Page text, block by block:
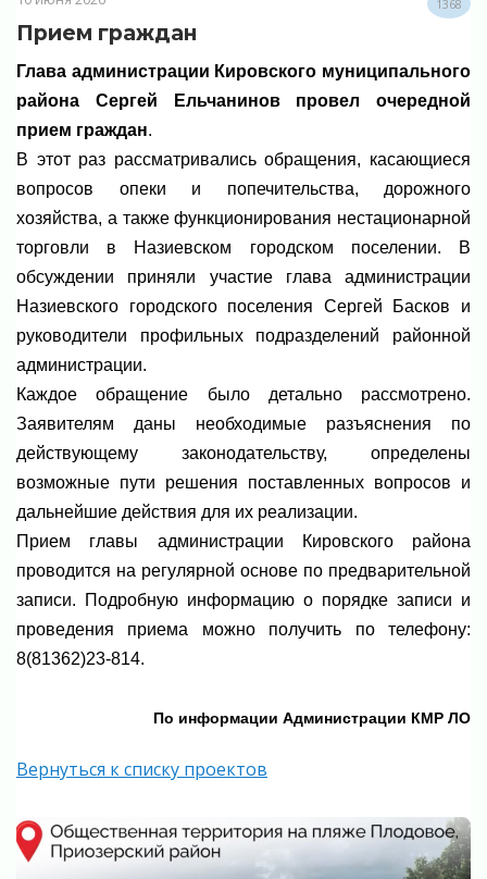
1368
Прием граждан
Глава администрации Кировского муниципального
района Сергей Ельчанинов провел очередной
прием граждан.⁣⁣⁣⁣⠀
В этот раз рассматривались обращения, касающиеся
вопросов опеки и попечительства, дорожного
хозяйства, а также функционирования нестационарной
торговли в Назиевском городском поселении. В
обсуждении приняли участие глава администрации
Назиевского городского поселения Сергей Басков и
руководители профильных подразделений районной
администрации.⁣⁣⠀
Каждое обращение было детально рассмотрено.
Заявителям даны необходимые разъяснения по
действующему законодательству, определены
возможные пути решения поставленных вопросов и
дальнейшие действия для их реализации.⁣⁣
Прием главы администрации Кировского района
проводится на регулярной основе по предварительной
записи. Подробную информацию о порядке записи и
проведения приема можно получить по телефону:
8(81362)23-814.
По информации Администрации КМР ЛО
Вернуться к списку проектов